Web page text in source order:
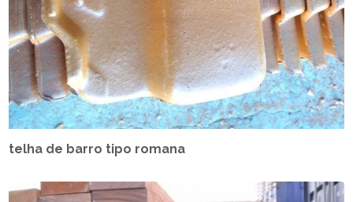
telha de barro tipo romana